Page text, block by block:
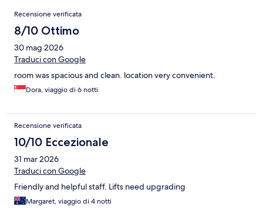
Recensioni
Recensione verificata
8/10 Ottimo
30 mag 2026
Traduci con Google
room was spacious and clean. location very convenient.
Dora, viaggio di 6 notti
Recensione verificata
10/10 Eccezionale
31 mar 2026
Traduci con Google
Friendly and helpful staff. Lifts need upgrading
Margaret, viaggio di 4 notti